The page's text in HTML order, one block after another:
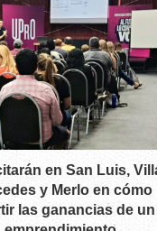
en San Luis,
y Merlo en cómo
las ganancias de un